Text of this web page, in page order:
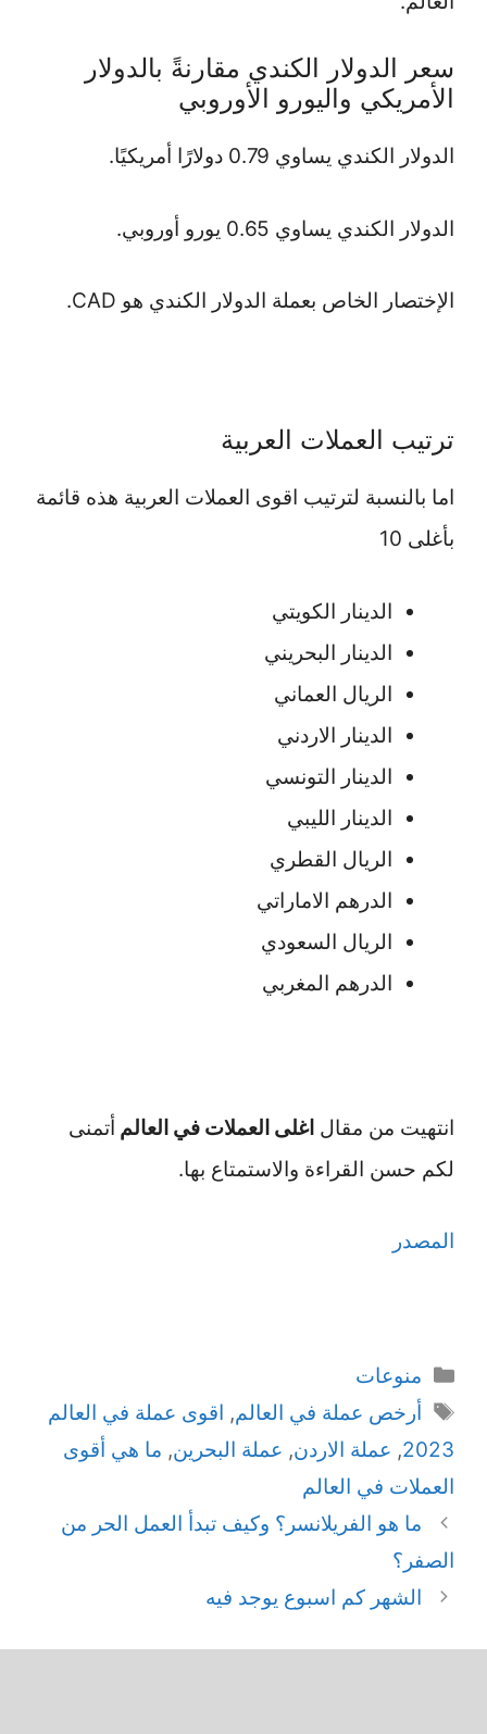
سعر الدولار الكندي مقارنةً بالدولار
الأمريكي واليورو الأوروبي
الدولار الكندي يساوي 0.79 دولارًا أمريكيًا.
الدولار الكندي يساوي 0.65 يورو أوروبي.
الإختصار الخاص بعملة الدولار الكندي هو CAD.
ترتيب العملات العربية
اما بالنسبة لترتيب اقوى العملات العربية هذه قائمة
بأغلى 10
الدينار الكويتي
الدينار البحريني
الريال العماني
الدينار الاردني
الدينار التونسي
الدينار الليبي
الريال القطري
الدرهم الاماراتي
الريال السعودي
الدرهم المغربي
انتهيت من مقال اغلى العملات في العالم أتمنى
لكم حسن القراءة والاستمتاع بها.
المصدر
التصنيفات
منوعات
الوسوم
أرخص عملة في العالم, اقوى عملة في العالم
2023
, عملة الاردن, عملة البحرين, ما هي أقوى
العملات في العالم
ما هو الفريلانسر؟ وكيف تبدأ العمل الحر من
الصفر؟
الشهر كم اسبوع يوجد فيه